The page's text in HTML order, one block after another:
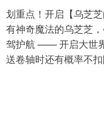
划重点！开启【乌芝
有神奇魔法的乌芝芝
驾护航 —— 开启大世
送卷轴时还有概率不扣